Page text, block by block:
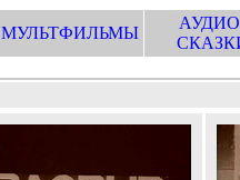
МУЛЬТФИЛЬМЫ